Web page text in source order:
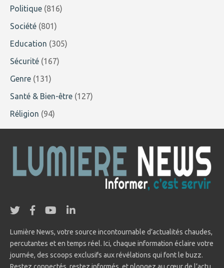
Politique (816)
Société (801)
Education (305)
Sécurité (167)
Genre (131)
Santé & Bien-être (127)
Réligion (94)
Lumière News, votre source incontournable d’actualités chaudes,
percutantes et en temps réel. Ici, chaque information éclaire votre
journée, des scoops exclusifs aux révélations qui font le buzz.